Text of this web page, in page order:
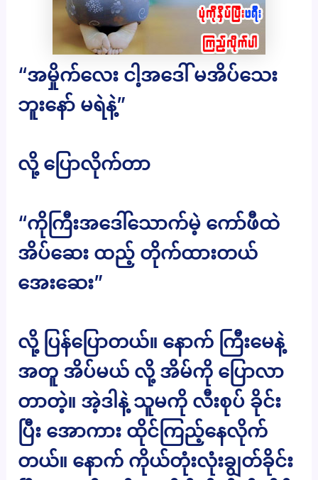
“အမှိုက်လေး ငါ့အဒေါ် မအိပ်သေး
ဘူးနော် မရဲနဲ့”
လို့ ပြောလိုက်တာ
“ကိုကြီးအဒေါ်သောက်မဲ့ ကော်ဖီထဲ
အိပ်ဆေး ထည့် တိုက်ထားတယ်
အေးဆေး”
လို့ ပြန်ပြောတယ်။ နောက် ကြီးမေနဲ့
အတူ အိပ်မယ် လို့ အိမ်ကို ပြောလာ
တာတဲ့။ အဲ့ဒါနဲ့ သူမကို လီးစုပ် ခိုင်း
ပြီး အောကား ထိုင်ကြည့်နေလိုက်
တယ်။ နောက် ကိုယ်တုံးလုံးချွတ်ခိုင်း